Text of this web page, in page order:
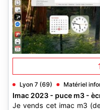
Lyon 7 (69) Matériel
Imac 2023 - puce m3 -
Je vends cet imac m3